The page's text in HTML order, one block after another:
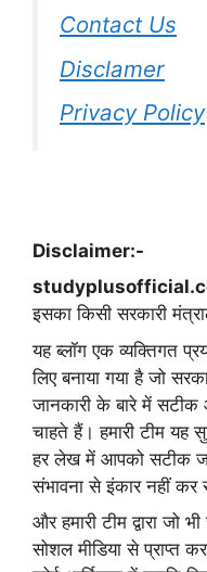
Contact Us
Disclamer
Privacy Policy
Disclaimer:-
इसका किसी सरकारी
यह ब्लॉग एक व्यक्तिगत
लिए बनाया गया है जो
जानकारी के बारे में सटीक
चाहते हैं। हमारी टीम यह
हर लेख में आपको सटीक
संभावना से इंकार नहीं
और हमारी टीम द्वारा जो
सोशल मीडिया से प्राप्त